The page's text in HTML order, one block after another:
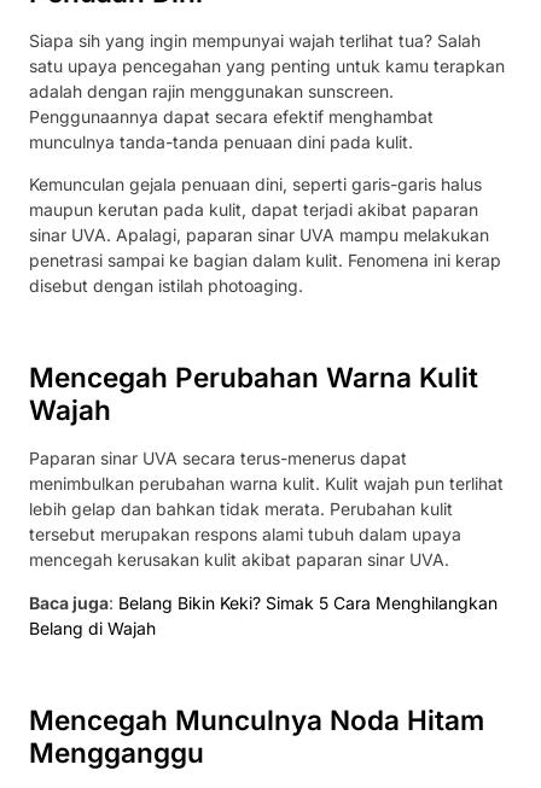
Siapa sih yang ingin mempunyai wajah terlihat tua? Salah
satu upaya pencegahan yang penting untuk kamu terapkan
adalah dengan rajin menggunakan sunscreen.
Penggunaannya dapat secara efektif menghambat
munculnya tanda-tanda penuaan dini pada kulit.
Kemunculan gejala penuaan dini, seperti garis-garis halus
maupun kerutan pada kulit, dapat terjadi akibat paparan
sinar UVA. Apalagi, paparan sinar UVA mampu melakukan
penetrasi sampai ke bagian dalam kulit. Fenomena ini kerap
disebut dengan istilah photoaging.
Mencegah Perubahan Warna Kulit
Wajah
Paparan sinar UVA secara terus-menerus dapat
menimbulkan perubahan warna kulit. Kulit wajah pun terlihat
lebih gelap dan bahkan tidak merata. Perubahan kulit
tersebut merupakan respons alami tubuh dalam upaya
mencegah kerusakan kulit akibat paparan sinar UVA.
Baca juga: Belang Bikin Keki? Simak 5 Cara Menghilangkan
Belang di Wajah
Mencegah Munculnya Noda Hitam
Mengganggu